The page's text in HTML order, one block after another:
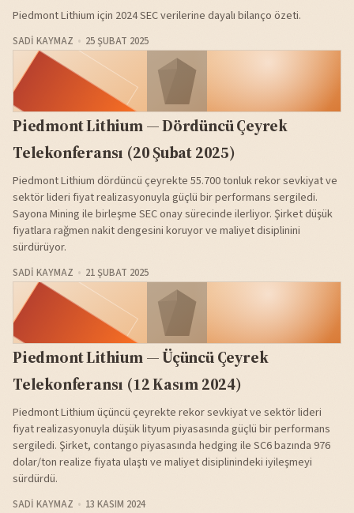
Piedmont Lithium için 2024 SEC verilerine dayalı bilanço özeti.
SADI KAYMAZ 25 ŞUBAT 2025
Piedmont Lithium — Dördüncü Çeyrek
Telekonferansı (20 Şubat 2025)
Piedmont Lithium dördüncü çeyrekte 55.700 tonluk rekor sevkiyat ve
sektör lideri fiyat realizasyonuyla güçlü bir performans sergiledi.
Sayona Mining ile birleşme SEC onay sürecinde ilerliyor. Şirket düşük
fiyatlara rağmen nakit dengesini koruyor ve maliyet disiplinini
sürdürüyor.
SADI KAYMAZ 21 ŞUBAT 2025
Piedmont Lithium — Üçüncü Çeyrek
Telekonferansı (12 Kasım 2024)
Piedmont Lithium üçüncü çeyrekte rekor sevkiyat ve sektör lideri
fiyat realizasyonuyla düşük lityum piyasasında güçlü bir performans
sergiledi. Şirket, contango piyasasında hedging ile SC6 bazında 976
dolar/ton realize fiyata ulaştı ve maliyet disiplinindeki iyileşmeyi
sürdürdü.
SADI KAYMAZ 13 KASIM 2024